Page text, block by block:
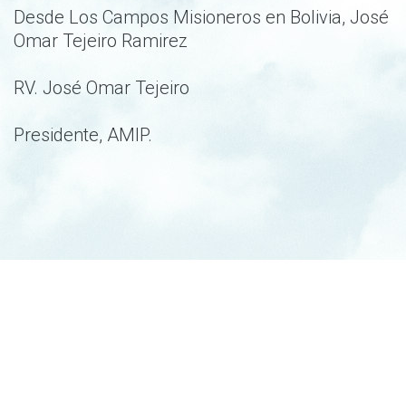
Desde Los Campos Misioneros en Bolivia, José
Omar Tejeiro Ramirez
RV. José Omar Tejeiro
Presidente, AMIP.